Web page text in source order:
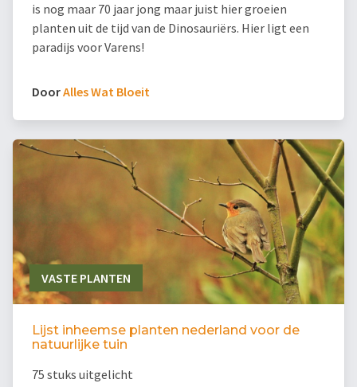
is nog maar 70 jaar jong maar juist hier groeien
planten uit de tijd van de Dinosauriërs. Hier ligt een
paradijs voor Varens!
DoorAlles Wat Bloeit
VASTE PLANTEN
Lijst inheemse planten nederland voor de
natuurlijke tuin
75 stuks uitgelicht